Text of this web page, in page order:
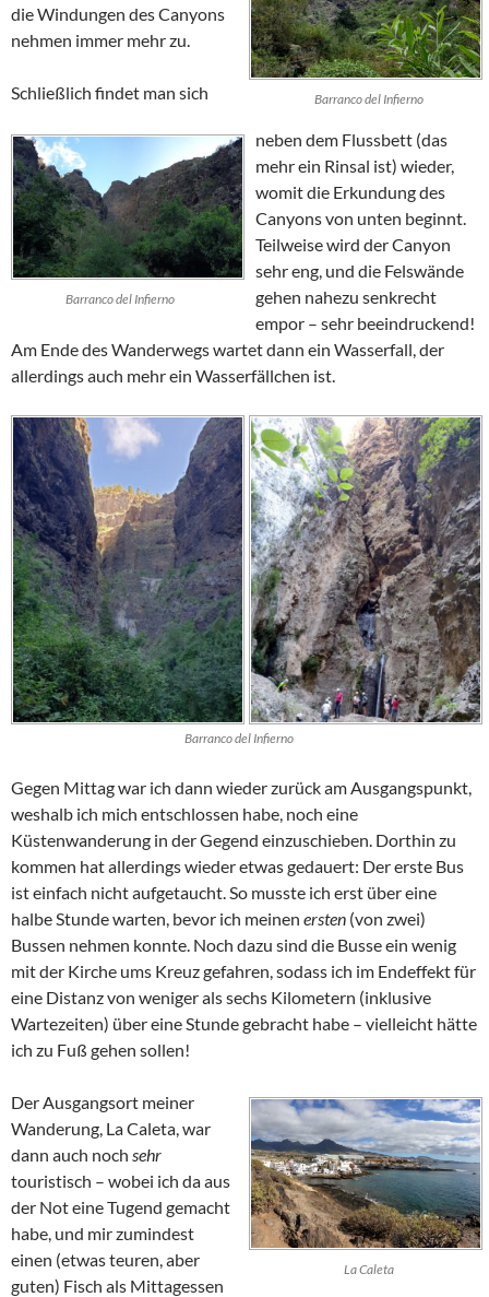
Barranco del Infierno
die Windungen des Canyons
nehmen immer mehr zu.
Barranco del Infierno
Schließlich findet man sich
neben dem Flussbett (das
mehr ein Rinsal ist) wieder,
womit die Erkundung des
Canyons von unten beginnt.
Teilweise wird der Canyon
sehr eng, und die Felswände
gehen nahezu senkrecht
empor – sehr beeindruckend!
Am Ende des Wanderwegs wartet dann ein Wasserfall, der
allerdings auch mehr ein Wasserfällchen ist.
Barranco del Infierno
Gegen Mittag war ich dann wieder zurück am Ausgangspunkt,
weshalb ich mich entschlossen habe, noch eine
Küstenwanderung in der Gegend einzuschieben. Dorthin zu
kommen hat allerdings wieder etwas gedauert: Der erste Bus
ist einfach nicht aufgetaucht. So musste ich erst über eine
halbe Stunde warten, bevor ich meinen ersten (von zwei)
Bussen nehmen konnte. Noch dazu sind die Busse ein wenig
mit der Kirche ums Kreuz gefahren, sodass ich im Endeffekt für
eine Distanz von weniger als sechs Kilometern (inklusive
Wartezeiten) über eine Stunde gebracht habe – vielleicht hätte
ich zu Fuß gehen sollen!
La Caleta
Der Ausgangsort meiner
Wanderung, La Caleta , war
dann auch noch sehr
touristisch – wobei ich da aus
der Not eine Tugend gemacht
habe, und mir zumindest
einen (etwas teuren, aber
guten) Fisch als Mittagessen